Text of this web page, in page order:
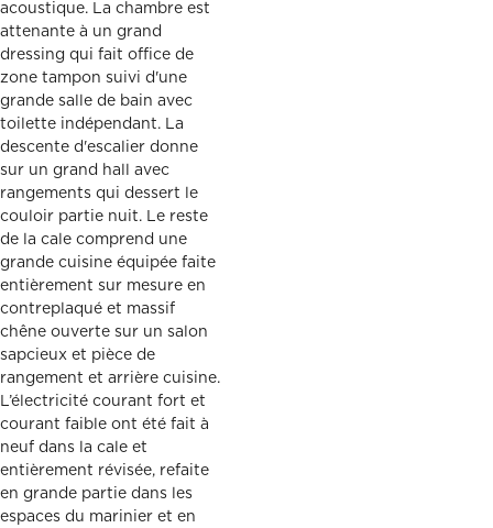
acoustique. La chambre est
attenante à un grand
dressing qui fait office de
zone tampon suivi d'une
grande salle de bain avec
toilette indépendant. La
descente d'escalier donne
sur un grand hall avec
rangements qui dessert le
couloir partie nuit. Le reste
de la cale comprend une
grande cuisine équipée faite
entièrement sur mesure en
contreplaqué et massif
chêne ouverte sur un salon
sapcieux et pièce de
rangement et arrière cuisine.
L’électricité courant fort et
courant faible ont été fait à
neuf dans la cale et
entièrement révisée, refaite
en grande partie dans les
espaces du marinier et en